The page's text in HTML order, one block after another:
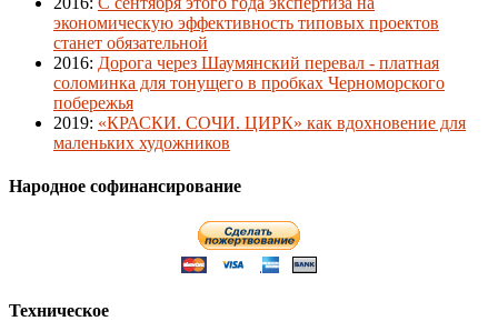
экономическую эффективность типовых проектов
станет обязательной
2016: Дорога через Шаумянский перевал - платная
соломинка для тонущего в пробках Черноморского
побережья
2019: «КРАСКИ. СОЧИ. ЦИРК» как вдохновение для
маленьких художников
Народное софинансирование
Техническое